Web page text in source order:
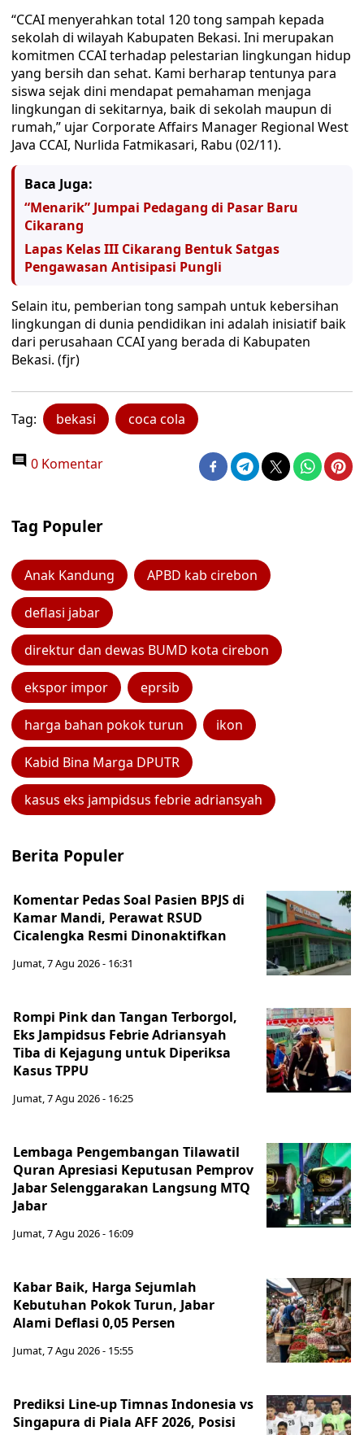
“CCAI menyerahkan total 120 tong sampah kepada
sekolah di wilayah Kabupaten Bekasi. Ini merupakan
komitmen CCAI terhadap pelestarian lingkungan hidup
yang bersih dan sehat. Kami berharap tentunya para
siswa sejak dini mendapat pemahaman menjaga
lingkungan di sekitarnya, baik di sekolah maupun di
rumah,” ujar Corporate Affairs Manager Regional West
Java CCAI, Nurlida Fatmikasari, Rabu (02/11).
Baca Juga:
“Menarik” Jumpai Pedagang di Pasar Baru
Cikarang
Lapas Kelas III Cikarang Bentuk Satgas
Pengawasan Antisipasi Pungli
Selain itu, pemberian tong sampah untuk kebersihan
lingkungan di dunia pendidikan ini adalah inisiatif baik
dari perusahaan CCAI yang berada di Kabupaten
Bekasi. (fjr)
Tag: bekasi coca cola
0 Komentar
Tag Populer
Anak Kandung APBD kab cirebon
deflasi jabar
direktur dan dewas BUMD kota cirebon
ekspor impor eprsib
harga bahan pokok turun ikon
Kabid Bina Marga DPUTR
kasus eks jampidsus febrie adriansyah
Berita Populer
Komentar Pedas Soal Pasien BPJS di
Kamar Mandi, Perawat RSUD
Cicalengka Resmi Dinonaktifkan
Jumat, 7 Agu 2026 - 16:31
Rompi Pink dan Tangan Terborgol,
Eks Jampidsus Febrie Adriansyah
Tiba di Kejagung untuk Diperiksa
Kasus TPPU
Jumat, 7 Agu 2026 - 16:25
Lembaga Pengembangan Tilawatil
Quran Apresiasi Keputusan Pemprov
Jabar Selenggarakan Langsung MTQ
Jabar
Jumat, 7 Agu 2026 - 16:09
Kabar Baik, Harga Sejumlah
Kebutuhan Pokok Turun, Jabar
Alami Deflasi 0,05 Persen
Jumat, 7 Agu 2026 - 15:55
Prediksi Line-up Timnas Indonesia vs
Singapura di Piala AFF 2026, Posisi